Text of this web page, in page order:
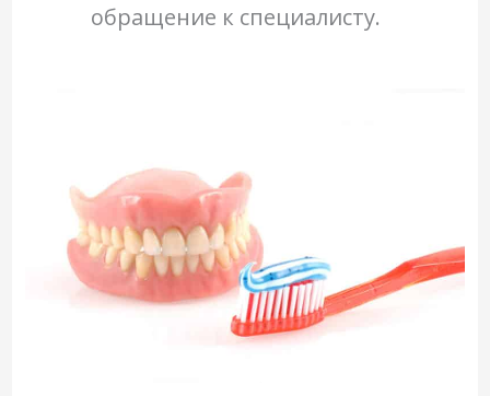
обращение к специалисту.